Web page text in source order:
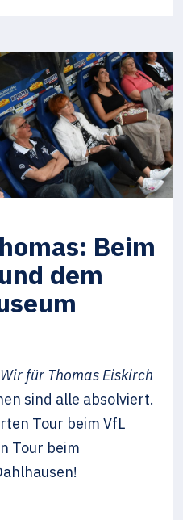
Beim
dem
Wir für Thomas Eiskirch
sind alle absolviert.
Tour beim VfL
Tour beim